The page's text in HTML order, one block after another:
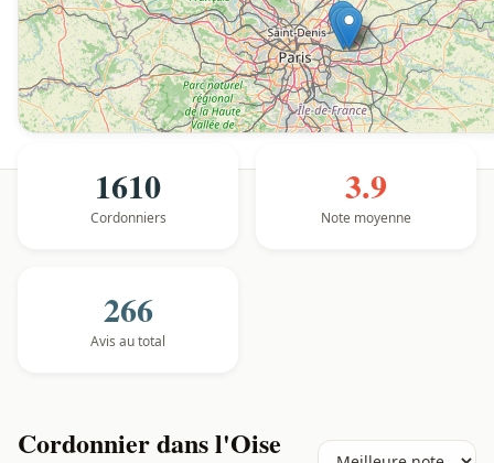
1610
Cordonniers
3.9
Note moyenne
266
Avis au total
Cordonnier dans l'Oise